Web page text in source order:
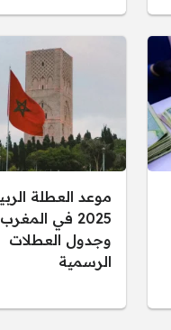
موعد العطلة
2025 في
وجدول العطلات
الرسمية